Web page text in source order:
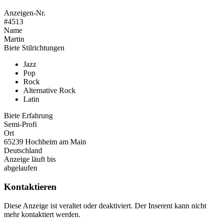
Anzeigen-Nr.
#4513
Name
Martin
Biete Stilrichtungen
Jazz
Pop
Rock
Alternative Rock
Latin
Biete Erfahrung
Semi-Profi
Ort
65239 Hochheim am Main
Deutschland
Anzeige läuft bis
abgelaufen
Kontaktieren
Diese Anzeige ist veraltet oder deaktiviert. Der Inserent kann nicht
mehr kontaktiert werden.